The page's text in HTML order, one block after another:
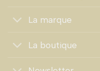
La marque
La boutique